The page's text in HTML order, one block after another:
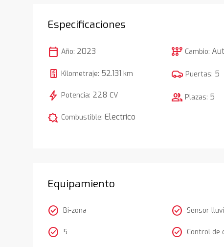
Especificaciones
calendar_today Año: 2023
Kilometraje: 52.131 km
bolt Potencia: 228 CV
comic_bubble Combustible:Electrico
auto_transmission Cambio:
Puertas: 5
group Plazas: 5
Equipamiento
check_circle Bi-zona
check_circle 5
check_circle Sensor
check_circle Control de